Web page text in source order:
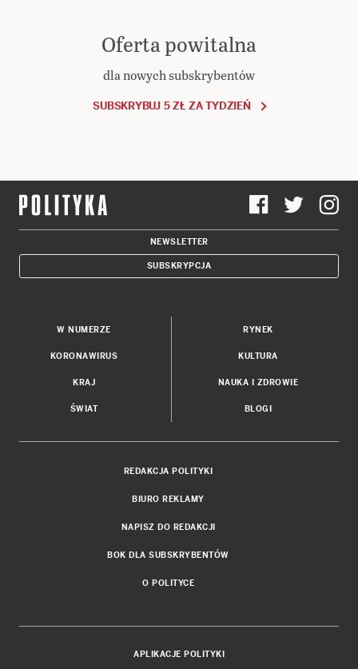
Oferta powitalna
dla nowych subskrybentów
SUBSKRYBUJ 5 ZŁ ZA TYDZIEŃ
NEWSLETTER
SUBSKRYPCJA
W NUMERZE
KORONAWIRUS
KRAJ
ŚWIAT
RYNEK
KULTURA
NAUKA I ZDROWIE
BLOGI
REDAKCJA POLITYKI
BIURO REKLAMY
NAPISZ DO REDAKCJI
BOK DLA SUBSKRYBENTÓW
O POLITYCE
APLIKACJE POLITYKI